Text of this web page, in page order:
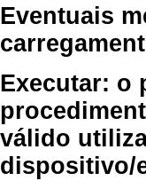
Eventuais
Executar: o
válido
dispositivo/